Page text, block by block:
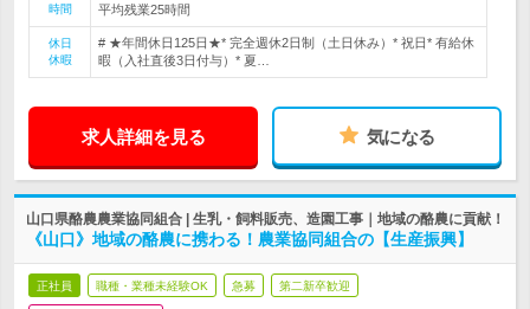
時間
平均残業25時間
休日
休暇
# ★年間休日125日★* 完全週休2日制（土日休み）* 祝日* 有給休
暇（入社直後3日付与）* 夏…
求人詳細を見る 気になる
山口県酪農農業協同組合 | 生乳・飼料販売、造園工事｜地域の酪農に貢献！
《山口》地域の酪農に携わる！農業協同組合の【生産振興】
正社員 職種・業種未経験OK 急募 第二新卒歓迎